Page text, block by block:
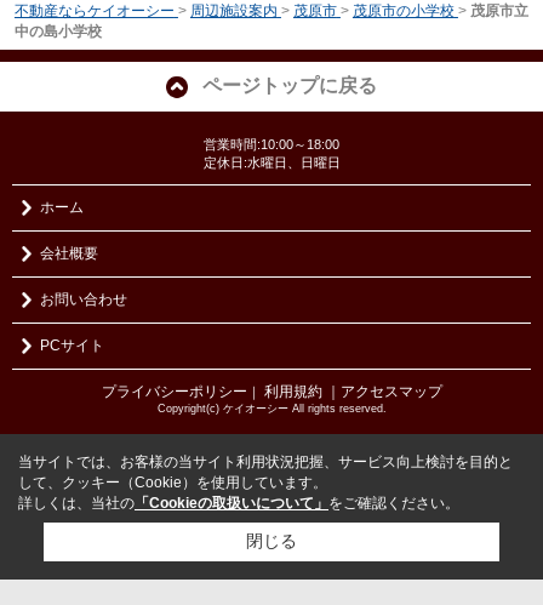
不動産ならケイオーシー > 周辺施設案内 > 茂原市 > 茂原市の小学校 > 茂原市立
中の島小学校
ページトップに戻る
営業時間:10:00～18:00
定休日:水曜日、日曜日
ホーム
会社概要
お問い合わせ
PCサイト
プライバシーポリシー ｜ 利用規約 ｜アクセスマップ
Copyright(c) ケイオーシー All rights reserved.
当サイトでは、お客様の当サイト利用状況把握、サービス向上検討を目的と
して、クッキー（Cookie）を使用しています。
詳しくは、当社の 「Cookieの取扱いについて」 をご確認ください。
閉じる